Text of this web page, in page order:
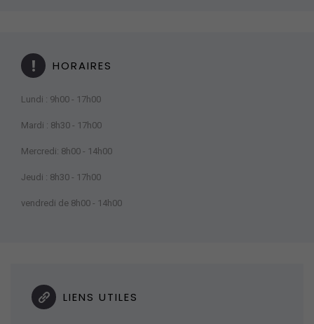
HORAIRES
Lundi : 9h00 - 17h00
Mardi : 8h30 - 17h00
Mercredi: 8h00 - 14h00
Jeudi : 8h30 - 17h00
vendredi de 8h00 - 14h00
LIENS UTILES